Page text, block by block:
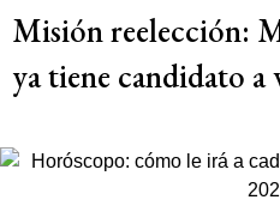
Misión reelección:
ya tiene candidato a